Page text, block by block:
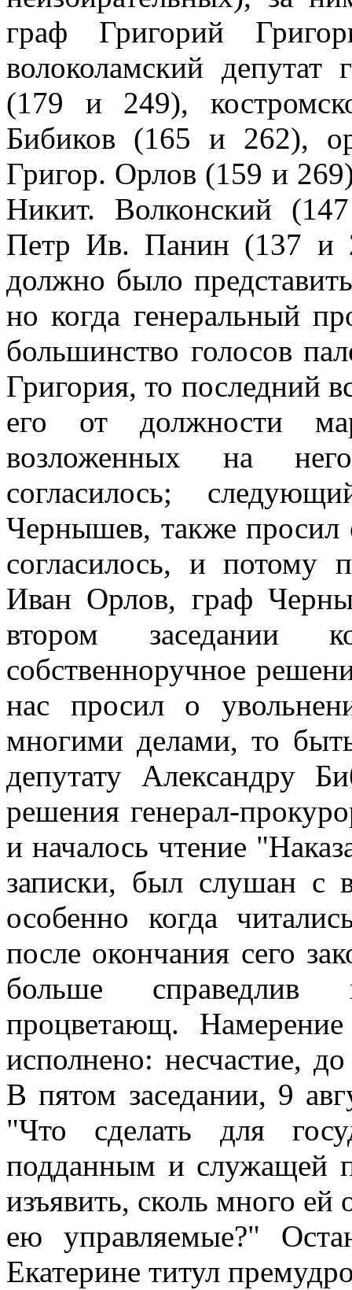
граф Григорий
волоколамский
(179 и 249),
Бибиков (165 и 262),
Григор. Орлов (159 и
Никит. Волконский
Петр Ив. Панин (137 и
должно было
но когда генеральный
большинство голосов
Григория, то последний
его от должности
возложенных на
согласилось;
Чернышев, также просил
согласилось, и потому
Иван Орлов, граф
втором заседании
собственноручное
нас просил о
многими делами, то
депутату Александру
решения генерал-
и началось чтение
записки, был слушан с
особенно когда
после окончания сего
больше справедлив
процветающ.
исполнено: несчастие,
В пятом заседании, 9
"Что сделать для
подданным и служащей
изъявить, сколь много ей
ею управляемые?"
Екатерине титул